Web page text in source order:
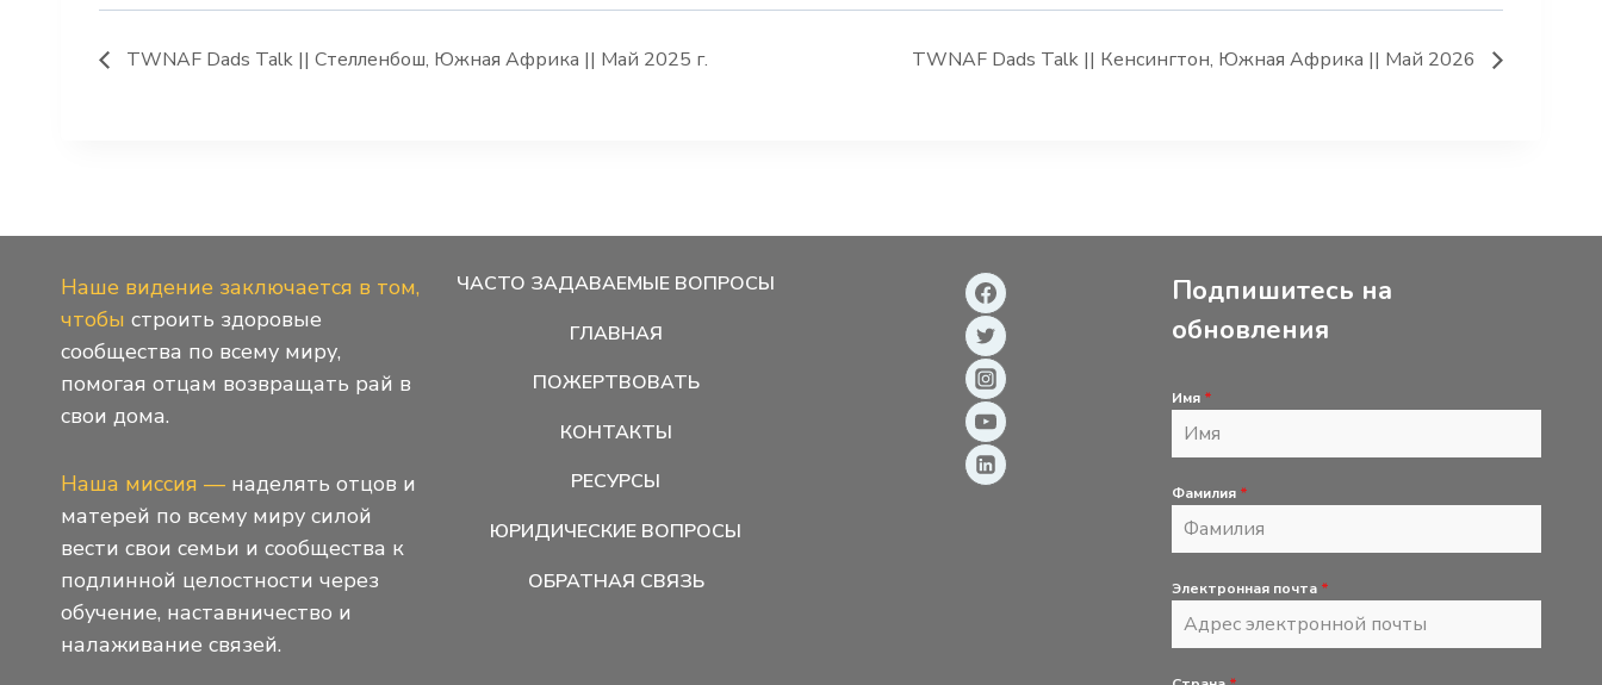
TWNAF Dads Talk || Стелленбош, Южная Африка || Май 2025 г. TWNAF Dads Talk || Кенсингтон, Южная Африка || Май 2026
Наше видение заключается в том,
чтобы строить здоровые
сообщества по всему миру,
помогая отцам возвращать рай в
свои дома.
Наша миссия — наделять отцов и
матерей по всему миру силой
вести свои семьи и сообщества к
подлинной целостности через
обучение, наставничество и
налаживание связей.
ЧАСТО ЗАДАВАЕМЫЕ ВОПРОСЫ
ГЛАВНАЯ
ПОЖЕРТВОВАТЬ
КОНТАКТЫ
РЕСУРСЫ
ЮРИДИЧЕСКИЕ ВОПРОСЫ
ОБРАТНАЯ СВЯЗЬ
Подпишитесь на
обновления
Имя *
Фамилия *
Электронная почта *